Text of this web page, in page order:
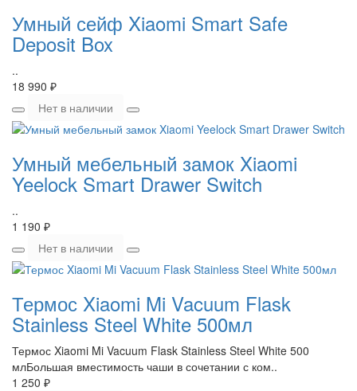
Умный сейф Xiaomi Smart Safe
Deposit Box
..
18 990 ₽
Нет в наличии
Умный мебельный замок Xiaomi
Yeelock Smart Drawer Switch
..
1 190 ₽
Нет в наличии
Термос Xiaomi Mi Vacuum Flask
Stainless Steel White 500мл
Термос Xiaomi Mi Vacuum Flask Stainless Steel White 500
млБольшая вместимость чаши в сочетании с ком..
1 250 ₽